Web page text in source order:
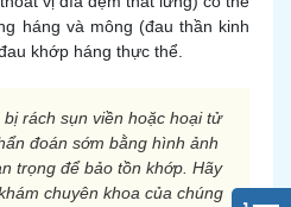
háng và mông (đau thần kinh
khớp háng thực thể.
rách sụn viền hoặc hoại tử
đoán sớm bằng hình ảnh
trọng để bảo tồn khớp. Hãy
chuyên khoa của chúng